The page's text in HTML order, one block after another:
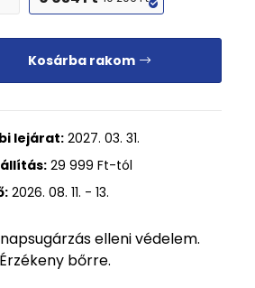
Kosárba rakom
lejárat:2027. 03. 31.
29 999 Ft-tól
2026. 08. 11. - 13.
elleni védelem.
bőrre.